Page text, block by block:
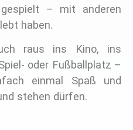
– mit anderen
haben.
raus ins Kino, ins
oder Fußballplatz –
einmal Spaß und
stehen dürfen.